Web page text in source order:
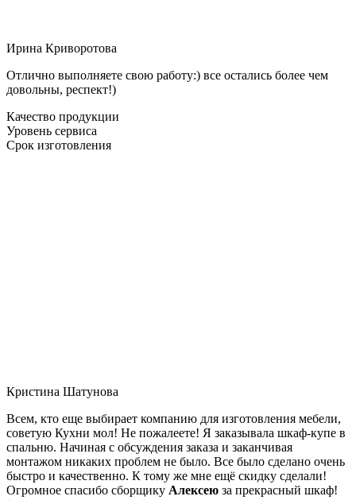
Ирина Криворотова
Отлично выполняете свою работу:) все остались более чем
довольны, респект!)
Качество продукции
Уровень сервиса
Срок изготовления
Кристина Шатунова
Всем, кто еще выбирает компанию для изготовления мебели,
советую Кухни мол! Не пожалеете! Я заказывала шкаф-купе в
спальню. Начиная с обсуждения заказа и заканчивая
монтажом никаких проблем не было. Все было сделано очень
быстро и качественно. К тому же мне ещё скидку сделали!
Огромное спасибо сборщику Алексею за прекрасный шкаф!